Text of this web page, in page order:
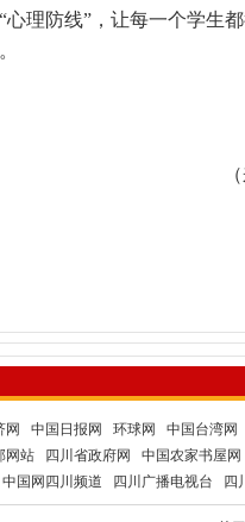
理防线”，让每一个学生
网 中国日报网 环球网
中国台湾网
网站 四川省政府网
中国农家书屋网
中国网四川频道 四川广播电视台 四